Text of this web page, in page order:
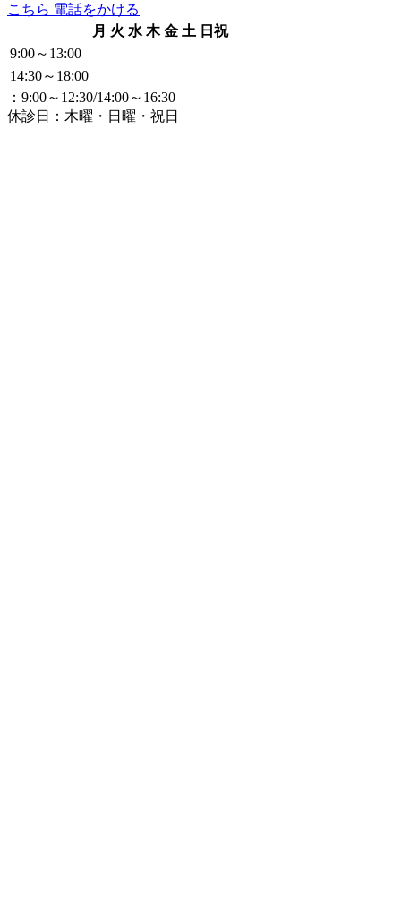
こちら 電話をかける
月 火 水 木 金 土 日祝
9:00～13:00
14:30～18:00
：9:00～12:30/14:00～16:30
休診日：木曜・日曜・祝日